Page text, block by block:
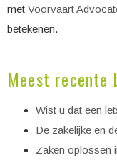
met Voorvaart
betekenen.
Meest recente
Wist u dat een
De zakelijke en
Zaken oplossen